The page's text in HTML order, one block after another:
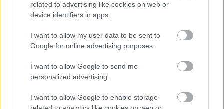
related to advertising like cookies on web or
device identifiers in apps.
I want to allow my user data to be sent to
Google for online advertising purposes.
I want to allow Google to send me
personalized advertising.
I want to allow Google to enable storage